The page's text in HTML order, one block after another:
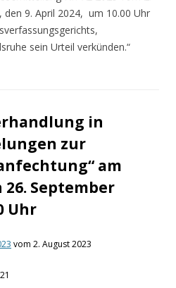
9. April 2024, um 10.00 Uhr
sein Urteil verkünden.“
in
zur
am
September
Uhr
vom 2. August 2023